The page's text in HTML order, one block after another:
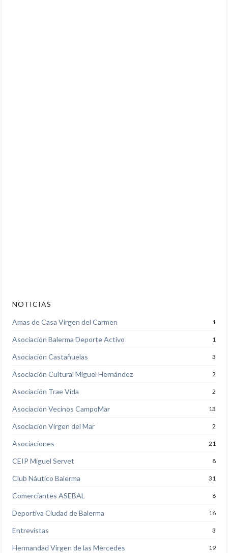
NOTICIAS
Amas de Casa Virgen del Carmen 1
Asociación Balerma Deporte Activo 1
Asociación Castañuelas 3
Asociación Cultural Miguel Hernández 2
Asociación Trae Vida 2
Asociación Vecinos CampoMar 13
Asociación Virgen del Mar 2
Asociaciones 21
CEIP Miguel Servet 8
Club Náutico Balerma 31
Comerciantes ASEBAL 6
Deportiva Ciudad de Balerma 16
Entrevistas 3
Hermandad Virgen de las Mercedes 19